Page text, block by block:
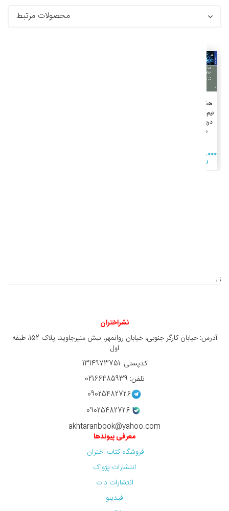
محصولات مرتبط
هفت و
نیم درس
درباره‌ی
مغز
2,500,000
ريال
; ;
نشراختران
آدرس: خیابان کارگر جنوبی، خیابان روانمهر، نبش منیرجاوید، پلاک 152، طبقه
اول
کدپستی: 1314973751
تلفن: 02166485939
09025482726
09025482726
akhtaranbook@yahoo.com
معرفی پیوندها
فروشگاه کتاب اختران
انتشارات پژواک
انتشارات دات
فیدیبو